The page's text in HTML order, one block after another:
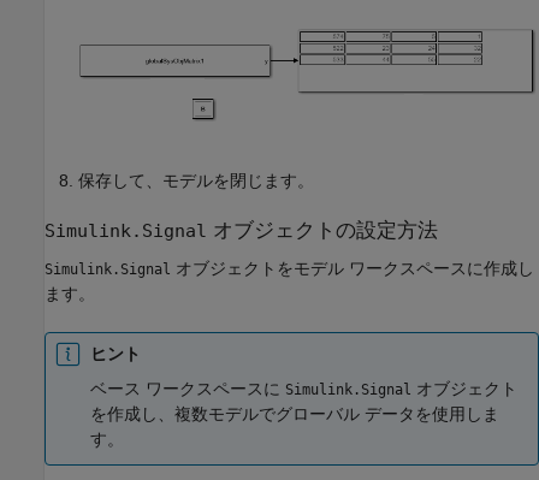
保存して、モデルを閉じます。
Simulink.Signal オブジェクトの設定方法
Simulink.Signal
オブジェクトをモデル ワークスペースに作成し
ます。
ヒント
ベース ワークスペースに Simulink.Signal
オブジェクト
を作成し、複数モデルでグローバル データを使用しま
す。